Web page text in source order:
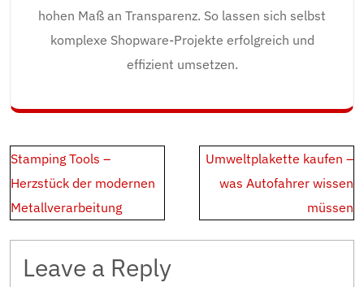
hohen Maß an Transparenz. So lassen sich selbst
komplexe Shopware-Projekte erfolgreich und
effizient umsetzen.
Post
navigation
Stamping Tools –
Herzstück der modernen
Metallverarbeitung
Umweltplakette kaufen –
was Autofahrer wissen
müssen
Leave a Reply